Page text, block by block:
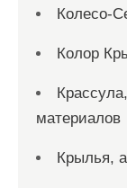
Колесо-
Колор
материалов
Крылья,